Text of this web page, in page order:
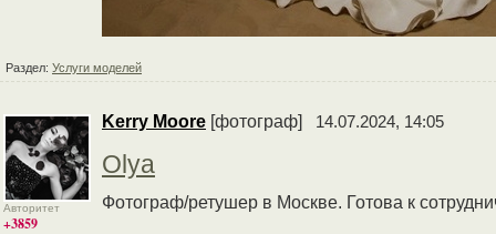
Раздел: Услуги моделей
Авторитет
+3859
Kerry Moore [фотограф] 14.07.2024, 14:05
Olya
Фотограф/ретушер в Москве. Готова к